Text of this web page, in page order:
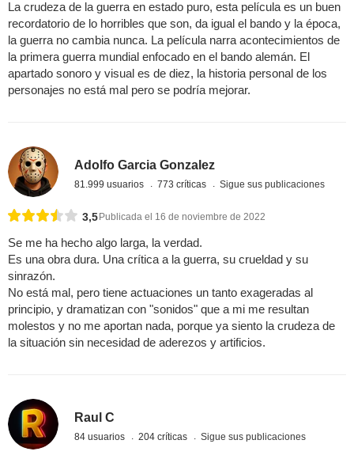
La crudeza de la guerra en estado puro, esta película es un buen
recordatorio de lo horribles que son, da igual el bando y la época,
la guerra no cambia nunca. La película narra acontecimientos de
la primera guerra mundial enfocado en el bando alemán. El
apartado sonoro y visual es de diez, la historia personal de los
personajes no está mal pero se podría mejorar.
Adolfo Garcia Gonzalez
81.999 usuarios 773 críticas Sigue sus publicaciones
3,5 Publicada el 16 de noviembre de 2022
Se me ha hecho algo larga, la verdad.
Es una obra dura. Una crítica a la guerra, su crueldad y su
sinrazón.
No está mal, pero tiene actuaciones un tanto exageradas al
principio, y dramatizan con "sonidos" que a mi me resultan
molestos y no me aportan nada, porque ya siento la crudeza de
la situación sin necesidad de aderezos y artificios.
Raul C
84 usuarios 204 críticas Sigue sus publicaciones